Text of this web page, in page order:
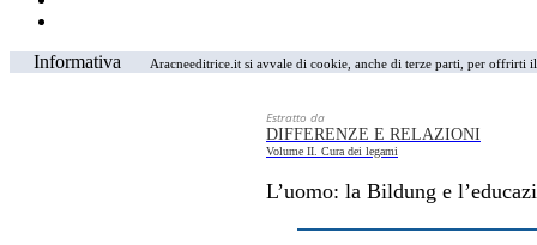
Informativa Aracneeditrice.it si avvale di cookie, anche di terze parti, per
Estratto da
DIFFERENZE E RELAZIONI
Volume II. Cura dei legami
L’uomo: la Bildung e